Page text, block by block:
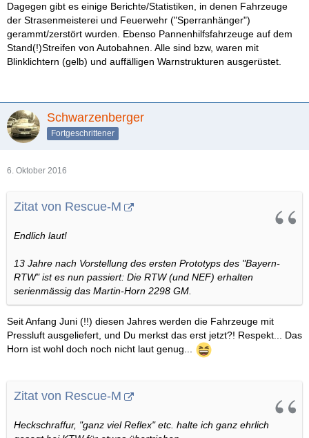
Dagegen gibt es einige Berichte/Statistiken, in denen Fahrzeuge
der Strasenmeisterei und Feuerwehr ("Sperranhänger")
gerammt/zerstört wurden. Ebenso Pannenhilfsfahrzeuge auf dem
Stand(!)Streifen von Autobahnen. Alle sind bzw, waren mit
Blinklichtern (gelb) und auffälligen Warnstrukturen ausgerüstet.
Schwarzenberger
Fortgeschrittener
6. Oktober 2016
Zitat von Rescue-M
Endlich laut!
13 Jahre nach Vorstellung des ersten Prototyps des "Bayern-
RTW" ist es nun passiert: Die RTW (und NEF) erhalten
serienmässig das Martin-Horn 2298 GM.
Seit Anfang Juni (!!) diesen Jahres werden die Fahrzeuge mit
Pressluft ausgeliefert, und Du merkst das erst jetzt?! Respekt... Das
Horn ist wohl doch noch nicht laut genug...
Zitat von Rescue-M
Heckschraffur, "ganz viel Reflex" etc. halte ich ganz ehrlich